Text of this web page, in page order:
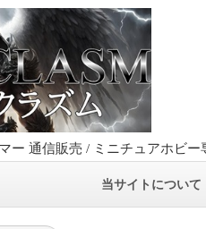
ー 通信販売 / ミニチュアホビー
当サイトについて